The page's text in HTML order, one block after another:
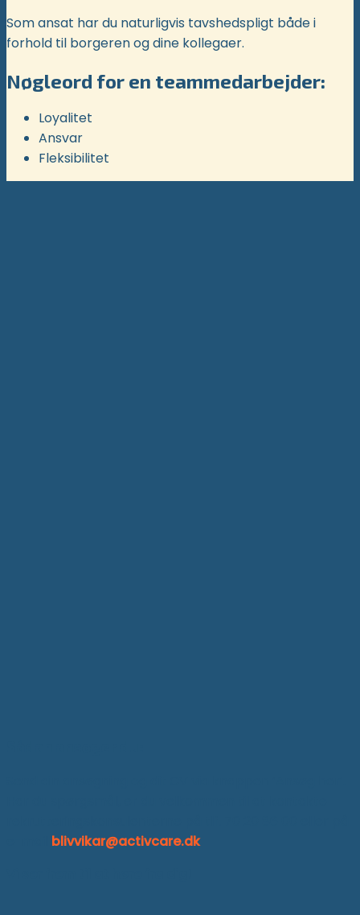
Som ansat har du naturligvis tavshedspligt både i
forhold til borgeren og dine kollegaer.
Nøgleord for en teammedarbejder:
Loyalitet
Ansvar
Fleksibilitet
blivvikar@activcare.dk